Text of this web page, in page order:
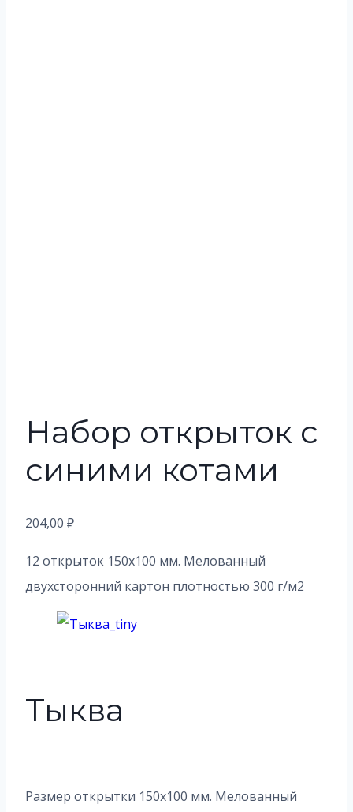
Набор открыток с
синими котами
204,00 ₽
12 открыток 150х100 мм. Мелованный
двухсторонний картон плотностью 300 г/м2
Тыква
Размер открытки 150х100 мм. Мелованный